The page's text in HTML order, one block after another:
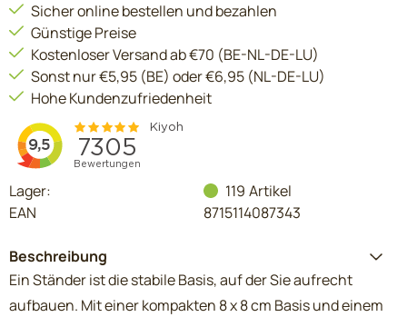
Sicher online bestellen und bezahlen
Günstige Preise
Kostenloser Versand ab €70 (BE-NL-DE-LU)
Sonst nur €5,95 (BE) oder €6,95 (NL-DE-LU)
Hohe Kundenzufriedenheit
Lager: 119 Artikel
EAN
8715114087343
Beschreibung
Ein Ständer ist die stabile Basis, auf der Sie aufrecht
aufbauen. Mit einer kompakten 8 x 8 cm Basis und einem